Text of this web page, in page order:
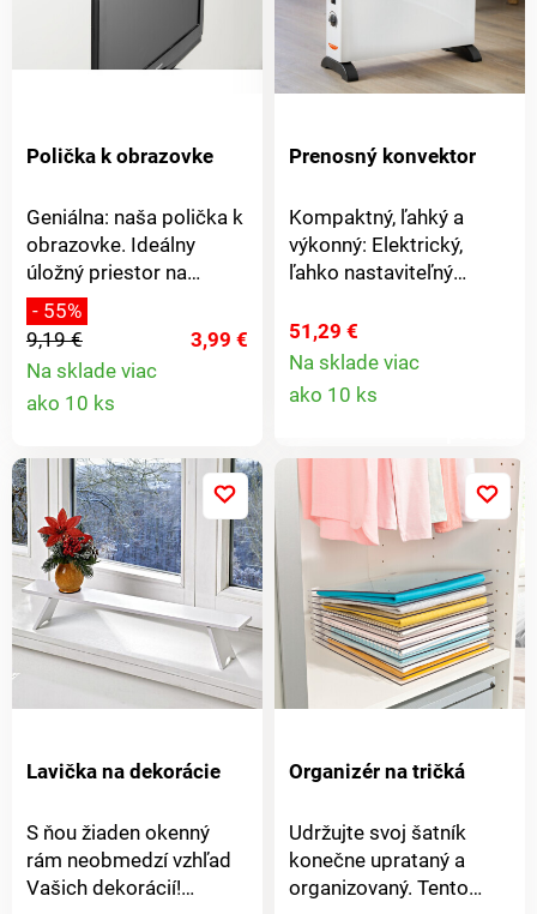
Polička k obrazovke
Geniálna: naša polička k
obrazovke. Ideálny
úložný priestor na
reproduktory, diaľkové
ovládanie, herné konzoly,
multimediálny box atď.
2 flexibilné držiaky
zaisťujú pevné uchytenie
notebooku atď. ABS, 21
x 11 x 1,5 cm. Dĺžka
odkladacej plochy 17,5
cm. Polička pre všetky
typy obrazoviek
- 55%
9,19 €
3,99 €
Na sklade viac
ako 10 ks
Prenosný konvektor
Kompaktný, ľahký a
výkonný: Elektrický,
ľahko nastaviteľný
ohrevu. Cirkuluje
dlhotrvajúce teplo - bez
ventilátora, a preto
nakloneniu. Pomáha
udržiavať nízke náklady
na energiu. Ideálny pre
miestnosti do 20 m².
51,29 €
Na sklade viac
ako 10 ks
Lavička na dekorácie
S ňou žiaden okenný
rám neobmedzí vzhľad
Vašich dekorácií!
Organizér na tričká
Udržujte svoj šatník
konečne uprataný a
organizovaný. Tento